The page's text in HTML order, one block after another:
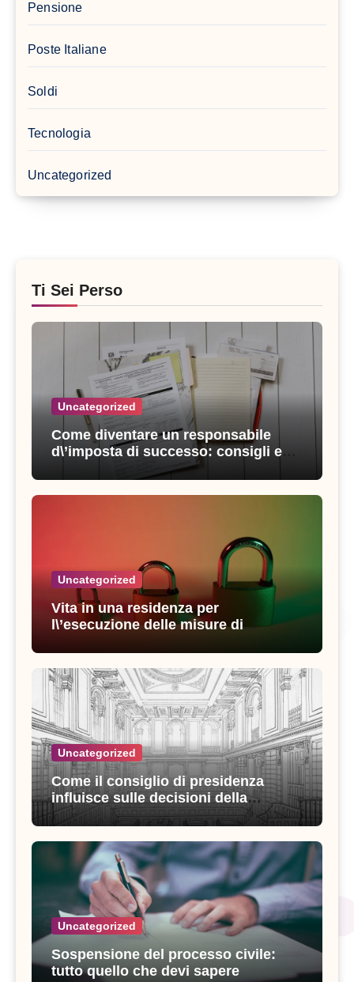
Pensione
Poste Italiane
Soldi
Tecnologia
Uncategorized
Ti Sei Perso
Uncategorized
Come diventare un responsabile
d\’imposta di successo: consigli e
strategie vincenti
Uncategorized
Vita in una residenza per
l\’esecuzione delle misure di
Uncategorized
Come il consiglio di presidenza
influisce sulle decisioni della
giustizia amministrativa
Uncategorized
Sospensione del processo civile:
tutto quello che devi sapere